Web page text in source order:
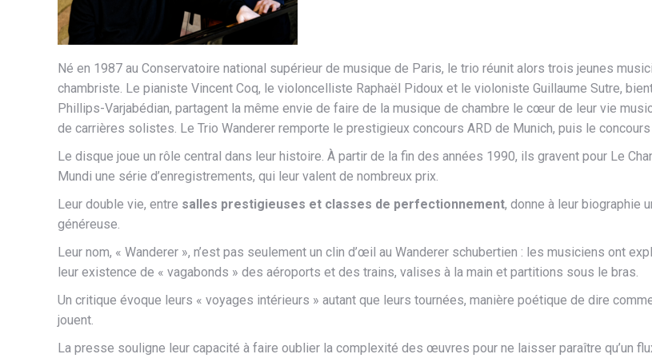
Né en 1987 au Conservatoire national supérieur de musique de Paris, le trio réunit alors trois jeunes
chambriste. Le pianiste Vincent Coq, le violoncelliste Raphaël Pidoux et le violoniste Guillaume Sutre,
Phillips-Varjabédian, partagent la même envie de faire de la musique de chambre le cœur de leur vie
de carrières solistes. Le Trio Wanderer remporte le prestigieux concours ARD de Munich, puis le
Le disque joue un rôle central dans leur histoire. À partir de la fin des années 1990, ils gravent pour Le
Mundi une série d’enregistrements, qui leur valent de nombreux prix.
Leur double vie, entre salles prestigieuses et classes de perfectionnement, donne à leur biographie
généreuse.
Leur nom, « Wanderer », n’est pas seulement un clin d’œil au Wanderer schubertien : les musiciens ont
leur existence de « vagabonds » des aéroports et des trains, valises à la main et partitions sous le bras.
Un critique évoque leurs « voyages intérieurs » autant que leurs tournées, manière poétique de dire
jouent.
La presse souligne leur capacité à faire oublier la complexité des œuvres pour ne laisser paraître qu’un